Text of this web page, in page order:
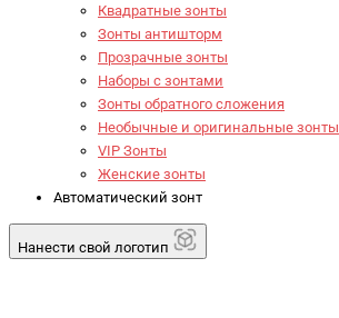
Квадратные зонты
Зонты антишторм
Прозрачные зонты
Наборы с зонтами
Зонты обратного сложения
Необычные и оригинальные зонты
VIP Зонты
Женские зонты
Автоматический зонт
Нанести свой логотип